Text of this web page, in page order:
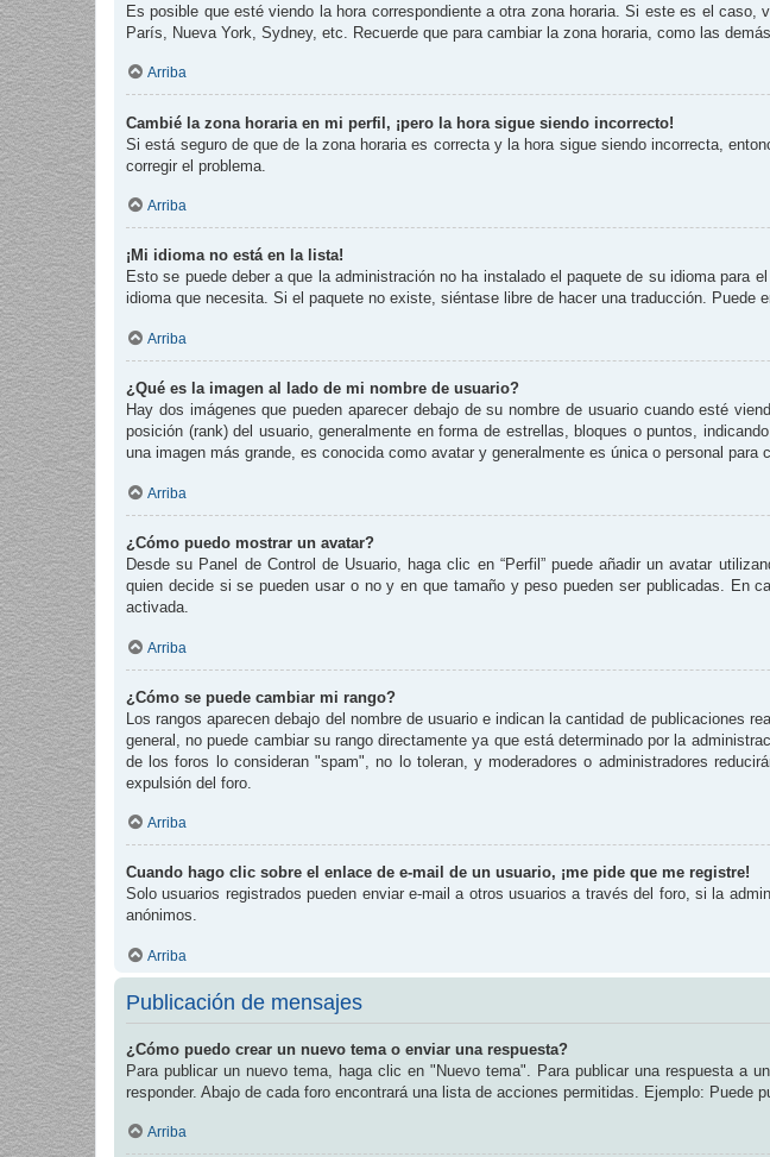
Es posible que esté viendo la hora correspondiente a otra zona horaria. Si este es el
París, Nueva York, Sydney, etc. Recuerde que para cambiar la zona horaria, como las
Arriba
Cambié la zona horaria en mi perfil, ¡pero la hora sigue siendo incorrecto!
Si está seguro de que de la zona horaria es correcta y la hora sigue siendo incorrecta,
corregir el problema.
Arriba
¡Mi idioma no está en la lista!
Esto se puede deber a que la administración no ha instalado el paquete de su idioma para
idioma que necesita. Si el paquete no existe, siéntase libre de hacer una traducción. Puede
Arriba
¿Qué es la imagen al lado de mi nombre de usuario?
Hay dos imágenes que pueden aparecer debajo de su nombre de usuario cuando esté
posición (rank) del usuario, generalmente en forma de estrellas, bloques o puntos,
una imagen más grande, es conocida como avatar y generalmente es única o personal para
Arriba
¿Cómo puedo mostrar un avatar?
Desde su Panel de Control de Usuario, haga clic en “Perfil” puede añadir un avatar
quien decide si se pueden usar o no y en que tamaño y peso pueden ser publicadas. En
activada.
Arriba
¿Cómo se puede cambiar mi rango?
Los rangos aparecen debajo del nombre de usuario e indican la cantidad de publicaciones
general, no puede cambiar su rango directamente ya que está determinado por la
de los foros lo consideran "spam", no lo toleran, y moderadores o administradores
expulsión del foro.
Arriba
Cuando hago clic sobre el enlace de e-mail de un usuario, ¡me pide que me registre!
Solo usuarios registrados pueden enviar e-mail a otros usuarios a través del foro, si la
anónimos.
Arriba
Publicación de mensajes
¿Cómo puedo crear un nuevo tema o enviar una respuesta?
Para publicar un nuevo tema, haga clic en "Nuevo tema". Para publicar una respuesta a
responder. Abajo de cada foro encontrará una lista de acciones permitidas. Ejemplo: Puede
Arriba